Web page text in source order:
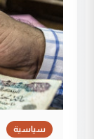
سياسية